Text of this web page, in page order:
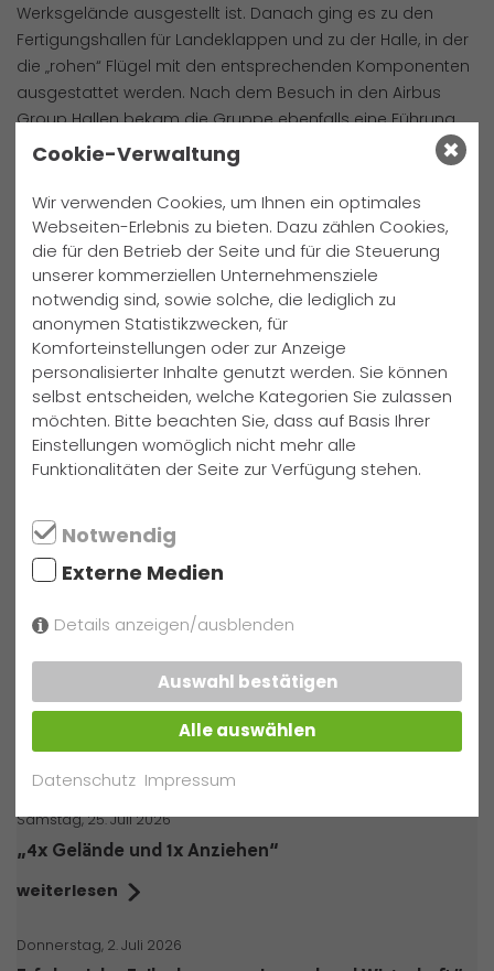
Werksgelände ausgestellt ist. Danach ging es zu den
Fertigungshallen für Landeklappen und zu der Halle, in der
die „rohen“ Flügel mit den entsprechenden Komponenten
ausgestattet werden. Nach dem Besuch in den Airbus
Group Hallen bekam die Gruppe ebenfalls eine Führung
durch das Tochterunternehmen „Premium Aerotech“ von
Airbus Group. Nach kurzer Führung und diversen
Erklärungen zu einzelnen Maschinen und Bereichen
bekamen die Schüler einen kurzen Blick auf „Airbus
Defence & Space“, die eine Sparte der Airbus Group neben
„Airbus Operation“ und „Airbus Helicopters“ darstellt. Sie
bekamen auch die Räumlichkeit zu Gesicht, in der die
Frachten des ankommenden Airbus Beluga entladen
werden. Nachdem die Werksbesichtigung endete, gingen
sie in das Zentrum der Auszubildenden, wo zwei Studenten
des dualen Studiengangs einen interessanten Vortrag
über das Unternehmen sowie die Ausbildungs- und
dualen Studienmöglichkeiten gaben. Nach Beantwortung
vielen neuen Informationen und fuhren nach diesem sehr
bereichernden Vormittag zurück zur GFS nach Diepholz.
Text: Kevin Wiesener, Foto: Annette Wöstmann
Die AG "Girls’ Day Akademie"
Samstag, 25. Juli 2026
„4x Gelände und 1x Anziehen“
weiterlesen
Donnerstag, 2. Juli 2026
Cookie-Verwaltung
Wir verwenden Cookies, um Ihnen ein optimales
Webseiten-Erlebnis zu bieten. Dazu zählen Cookies,
die für den Betrieb der Seite und für die Steuerung
unserer kommerziellen Unternehmensziele
notwendig sind, sowie solche, die lediglich zu
anonymen Statistikzwecken, für
Komforteinstellungen oder zur Anzeige
personalisierter Inhalte genutzt werden. Sie können
selbst entscheiden, welche Kategorien Sie zulassen
möchten. Bitte beachten Sie, dass auf Basis Ihrer
Einstellungen womöglich nicht mehr alle
Funktionalitäten der Seite zur Verfügung stehen.
Notwendig
Externe Medien
Details anzeigen/ausblenden
Auswahl bestätigen
Alle auswählen
Datenschutz Impressum